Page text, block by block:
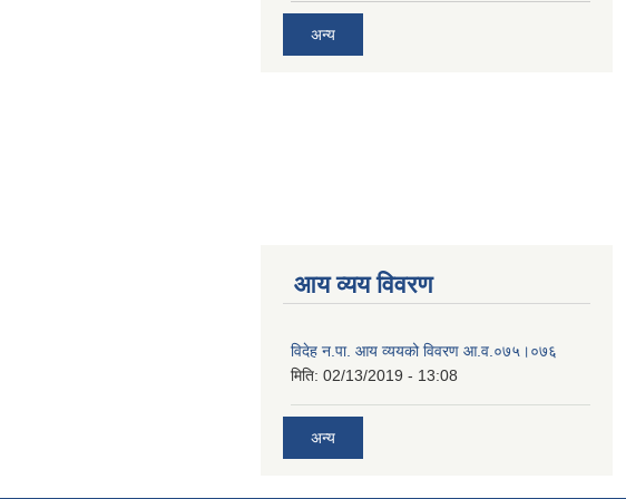
अन्य
आय व्यय विवरण
विदेह न.पा. आय व्ययको विवरण आ.व.०७५।०७६
मिति: 02/13/2019 - 13:08
अन्य